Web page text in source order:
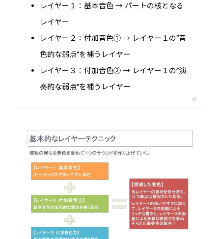
レイヤー１ ：基本音色 → パートの核となる
レイヤー
レイヤー２ ：付加音色① → レイヤー１の”音
色的な弱点”を補うレイヤー
レイヤー３ ：付加音色② → レイヤー１の”演
奏的な弱点”を補うレイヤー